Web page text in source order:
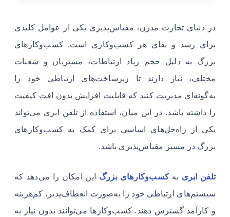
در دنیای تجارت مدرن، مقیاس‌پذیری یکی از عوامل کلیدی
برای رشد و بقای هر کسب‌وکاری است. کسب‌وکارهای
بزرگ به دلیل حجم زیاد ارتباطات، مشتریان و شعبات
مختلف، نیاز دارند تا زیرساخت‌های ارتباطی خود را
به‌گونه‌ای مدیریت کنند که قابلیت افزایش بدون افت کیفیت
را داشته باشد. در این میان، استفاده از تلفن ابری می‌تواند
یکی از راه‌حل‌های اساسی برای کمک به کسب‌وکارهای
بزرگ در مسیر مقیاس‌پذیری باشد.
تلفن ابریبهکسب‌وکارهای بزرگاین امکان را می‌دهد که
سیستم‌های ارتباطی خود را به‌صورت انعطاف‌پذیر، کم‌هزینه
و کارآمد گسترش دهند. کسب‌وکارها می‌توانند بدون نیاز به